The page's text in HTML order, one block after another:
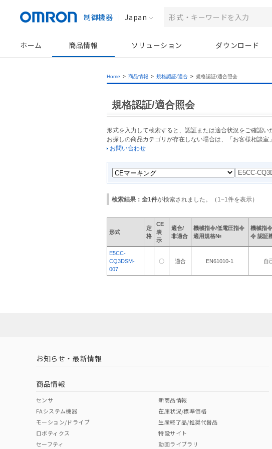
制御機器 Japan
ホーム 商品情報 ソリューション ダウンロード
Home > 商品情報 > 規格認証/適合 > 規格認証/適合照会
規格認証/適合照会
形式を入力して検索すると、認証または適合状況をご確認い
お探しの商品カテゴリが存在しない場合は、「お客様相談
お問い合わせ
検索結果：全1 件が検索されました。（ 1 −1 件を表示）
形式
定
格
CE
表
示
適合/
非適合
機械指令/低電圧指令
適用規格№
機械指
令 認証
E5CC-
CQ3DSM-
007
〇 適合 EN61010-1 自
お知らせ・最新情報
商品情報
センサ
FAシステム機器
モーション/ドライブ
ロボティクス
セーフティ
新商品情報
在庫状況/標準価格
生産終了品/推奨代替品
特設サイト
動画ライブラリ